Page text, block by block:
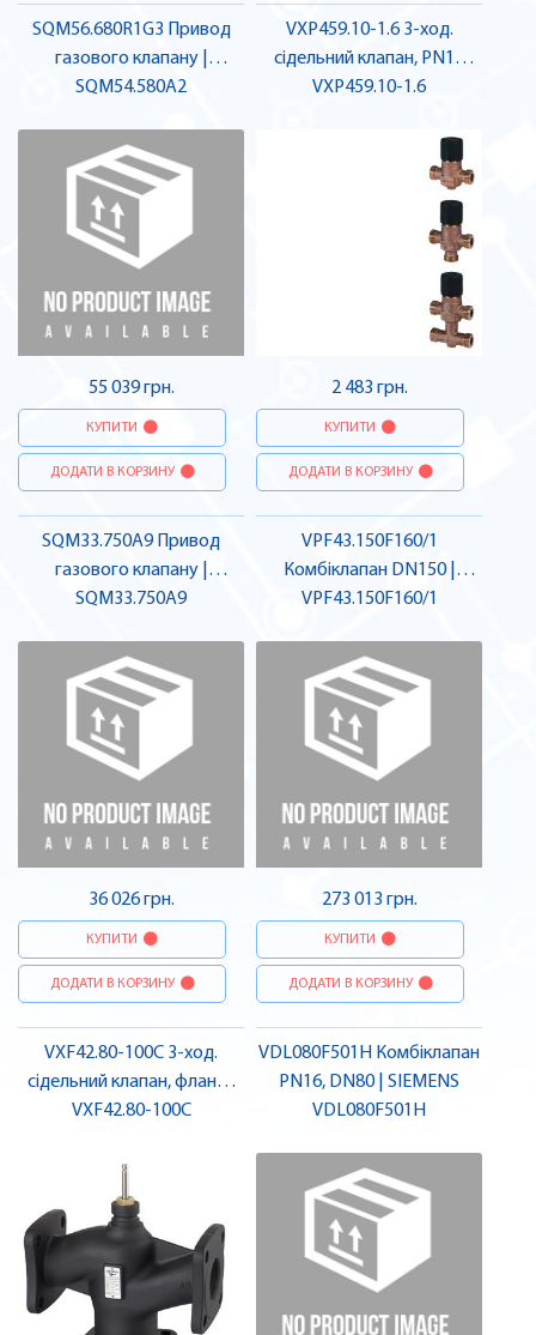
SQM56.680R1G3 Привод
газового клапану |
SIEMENS
SQM54.580A2
55 039 грн.
КУПИТИ
ДОДАТИ В КОРЗИНУ
VXP459.10-1.6 3-ход.
сідельний клапан, PN16
5.5mm | SIEMENS
VXP459.10-1.6
2 483 грн.
КУПИТИ
ДОДАТИ В КОРЗИНУ
SQM33.750A9 Привод
газового клапану |
SIEMENS
SQM33.750A9
36 026 грн.
КУПИТИ
ДОДАТИ В КОРЗИНУ
VPF43.150F160/1
Комбіклапан DN150 |
SIEMENS
VPF43.150F160/1
273 013 грн.
КУПИТИ
ДОДАТИ В КОРЗИНУ
VXF42.80-100C 3-ход.
сідельний клапан, фланц.,
PN16, DN80, kvs 100 |
VXF42.80-100C
VDL080F501H Комбіклапан
PN16, DN80 | SIEMENS
VDL080F501H